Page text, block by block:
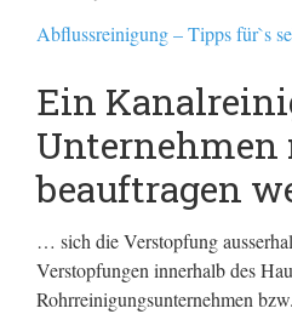
Abflussreinigung – Tipps für`s
Ein
Unternehmen
beauftragen
… sich die Verstopfung
Verstopfungen innerhalb des
Rohrreinigungsunternehmen